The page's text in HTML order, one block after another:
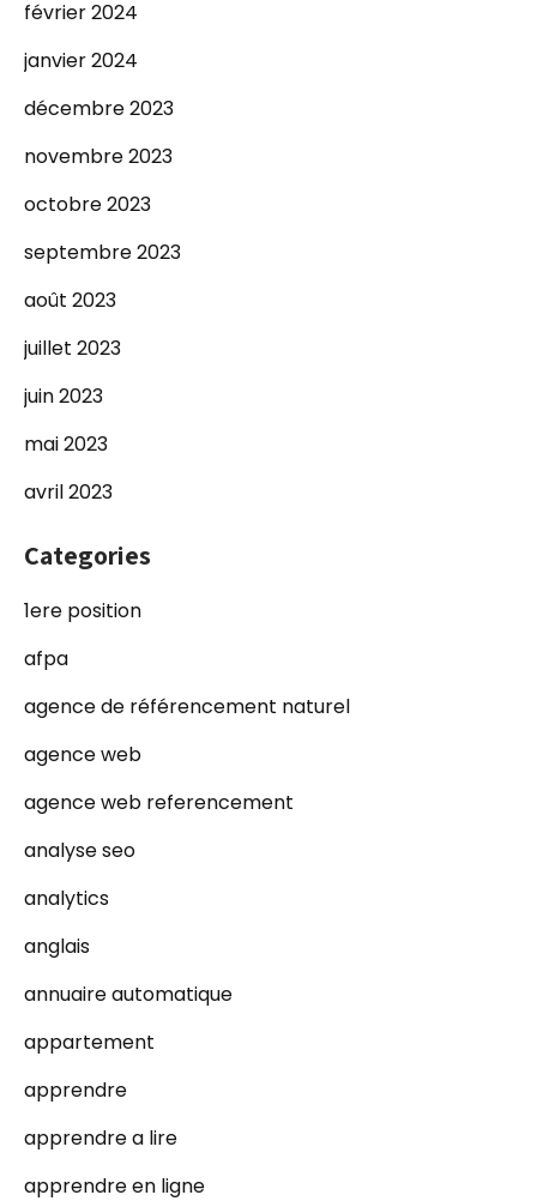
février 2024
janvier 2024
décembre 2023
novembre 2023
octobre 2023
septembre 2023
août 2023
juillet 2023
juin 2023
mai 2023
avril 2023
Categories
1ere position
afpa
agence de référencement naturel
agence web
agence web referencement
analyse seo
analytics
anglais
annuaire automatique
appartement
apprendre
apprendre a lire
apprendre en ligne